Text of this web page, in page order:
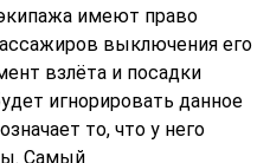
имеют право
выключения его
взлёта и посадки
игнорировать данное
то, что у него
Самый